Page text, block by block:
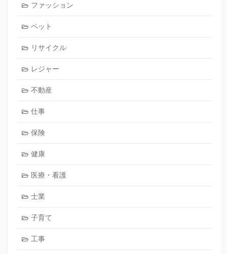
ファッション
ペット
リサイクル
レジャー
不動産
仕事
保険
健康
医療・看護
士業
子育て
工事